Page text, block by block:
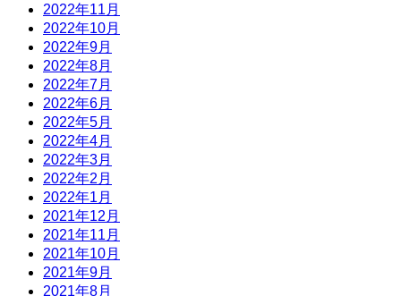
2022年11月
2022年10月
2022年9月
2022年8月
2022年7月
2022年6月
2022年5月
2022年4月
2022年3月
2022年2月
2022年1月
2021年12月
2021年11月
2021年10月
2021年9月
2021年8月